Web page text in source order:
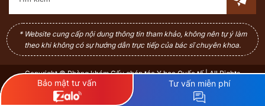
* Website cung cấp nội dung thông tin tham khảo, không nên tự ý làm
theo khi không có sự hướng dẫn trực tiếp của bác sĩ chuyên khoa.
Copyright © Phòng khám Cấy ghép tóc Y học Quốc tế | All Rights
Bảo mật tư vấn Tư vấn miễn phí